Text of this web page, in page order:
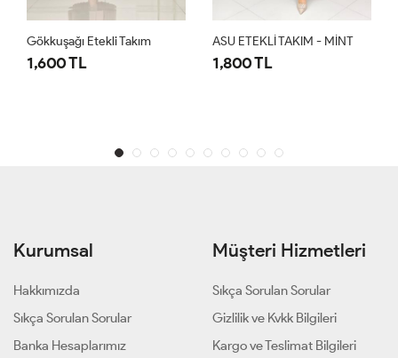
Gökkuşağı Etekli Takım
1,600 TL
ASU ETEKLİ TAKIM - MİNT
1,800 TL
Kurumsal
Hakkımızda
Sıkça Sorulan Sorular
Banka Hesaplarımız
Müşteri Hizmetleri
Sıkça Sorulan Sorular
Gizlilik ve Kvkk Bilgileri
Kargo ve Teslimat Bilgileri